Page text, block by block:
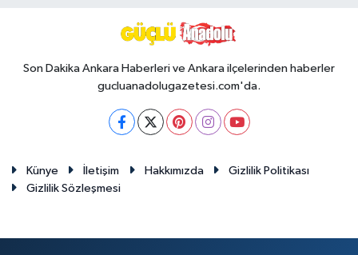
Son Dakika Ankara Haberleri ve Ankara ilçelerinden haberler
gucluanadolugazetesi.com'da.
Künye İletişim Hakkımızda
Gizlilik Politikası
Gizlilik Sözleşmesi